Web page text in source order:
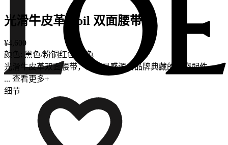
光滑牛皮革 Coil 双面腰带
¥4,600
颜色: 黑色/粉铜红色/金色
光滑牛皮革双面腰带，饰有灵感源自品牌典藏的盘绕配件。
... 查看更多+
细节